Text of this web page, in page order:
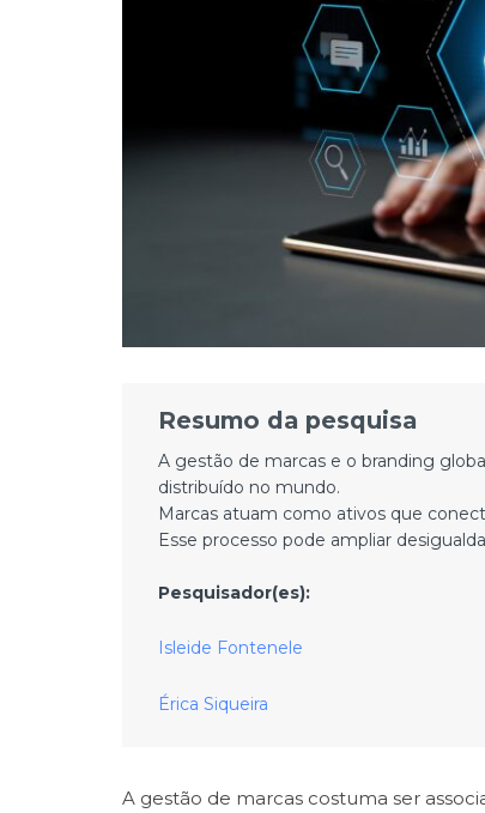
Resumo da pesquisa
A gestão de marcas e o branding
distribuído no mundo.
Marcas atuam como ativos que
Esse processo pode ampliar
Pesquisador(es):
Isleide Fontenele
Érica Siqueira
A gestão de marcas costuma ser